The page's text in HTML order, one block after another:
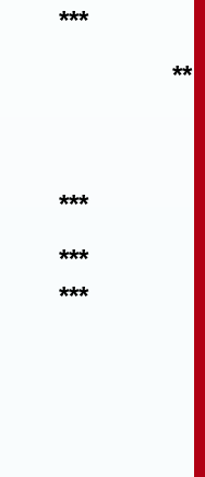
***
**
***
***
***